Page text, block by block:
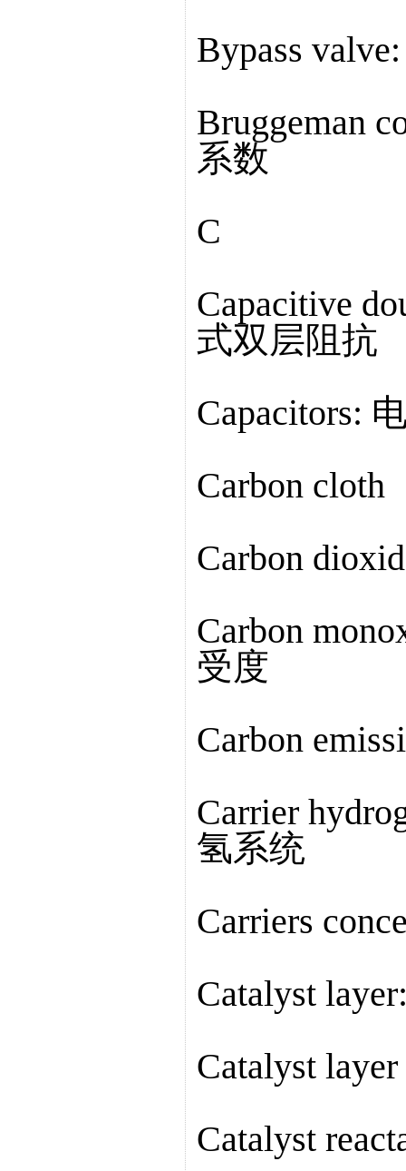
Bypass
Bruggeman
系数
C
Capacitive
式双层阻抗
Capacitors:
Carbon cloth
Carbon
Carbon
受度
Carbon
Carrier
氢系统
Carriers
Catalyst
Catalyst
Catalyst